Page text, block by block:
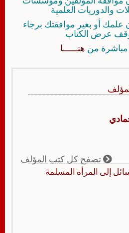
والدوريات العلمية
علمك أو بغير موافقتك برجاء
لوقف عرض الكتاب
مباشرة من هنــــــا
تصفح كل كتب المؤلف
إلى المرأة المسلمة